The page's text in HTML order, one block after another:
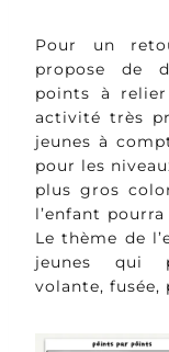
Pour un
propose de
points à
activité très
jeunes à
pour les
plus gros
l’enfant
Le thème de
jeunes qui
volante, fusée,